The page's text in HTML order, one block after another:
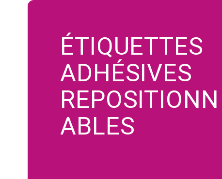
ÉTIQUETTES
ADHÉSIVES
REPOSITIONN
ABLES